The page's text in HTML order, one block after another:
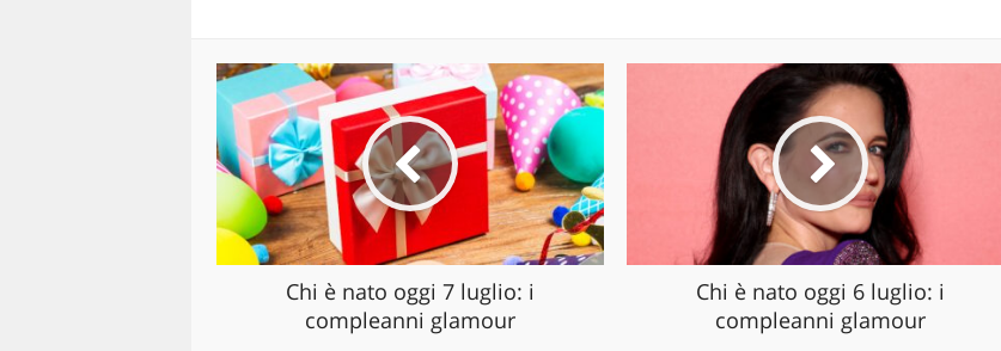
Chi è nato oggi 7 luglio: i
compleanni glamour
Chi è nato oggi 6 luglio: i
compleanni glamour